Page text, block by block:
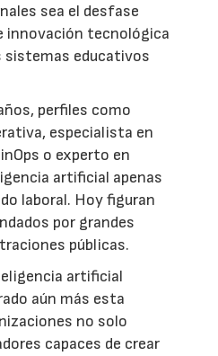
sea el desfase
innovación tecnológica
sistemas educativos
perfiles como
especialista en
o experto en
artificial apenas
laboral. Hoy figuran
por grandes
públicas.
artificial
aún más esta
no solo
capaces de crear